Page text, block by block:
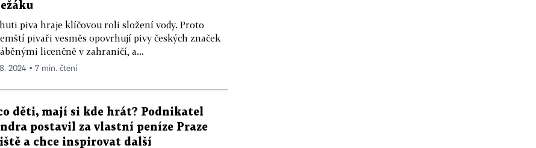
piva hraje klíčovou roli složení vody. Proto
pivaři vesměs opovrhují pivy českých značek
licenčně v zahraničí, a...
2024 ▪ 7 min. čtení
děti, mají si kde hrát? Podnikatel
postavil za vlastní peníze Praze
a chce inspirovat další